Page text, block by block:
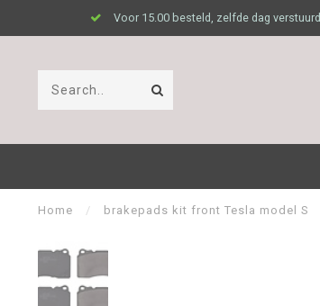
Voor 15.00 besteld, zelfde dag verstuurd
Home / brakepads kit front Tesla model S